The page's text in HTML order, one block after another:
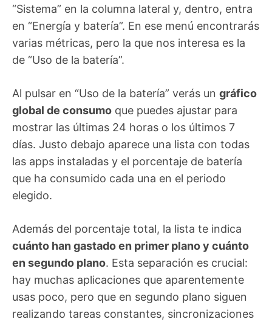
“Sistema” en la columna lateral y, dentro, entra
en “Energía y batería”. En ese menú encontrarás
varias métricas, pero la que nos interesa es la
de “Uso de la batería”.
Al pulsar en “Uso de la batería” verás un gráfico
global de consumo que puedes ajustar para
mostrar las últimas 24 horas o los últimos 7
días. Justo debajo aparece una lista con todas
las apps instaladas y el porcentaje de batería
que ha consumido cada una en el periodo
elegido.
Además del porcentaje total, la lista te indica
cuánto han gastado en primer plano y cuánto
en segundo plano. Esta separación es crucial:
hay muchas aplicaciones que aparentemente
usas poco, pero que en segundo plano siguen
realizando tareas constantes, sincronizaciones